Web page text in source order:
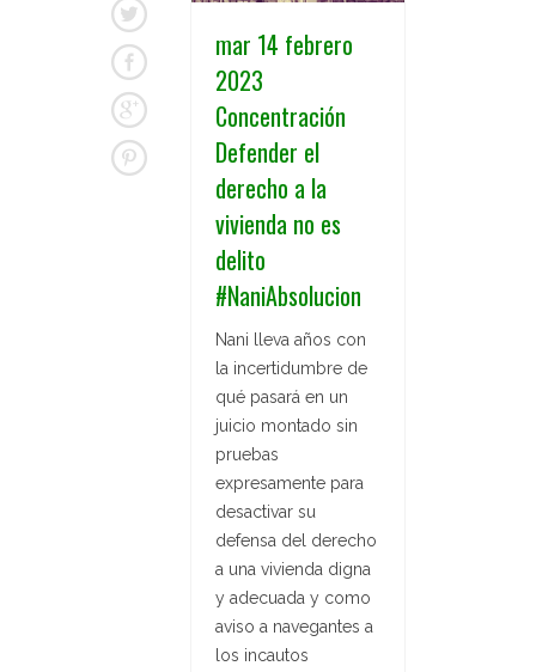
mar 14 febrero
2023
Concentración
Defender el
derecho a la
vivienda no es
delito
#NaniAbsolucion
Nani lleva años con
la incertidumbre de
qué pasará en un
juicio montado sin
pruebas
expresamente para
desactivar su
defensa del derecho
a una vivienda digna
y adecuada y como
aviso a navegantes a
los incautos